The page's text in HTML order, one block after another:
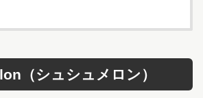
（シュシュメロン）